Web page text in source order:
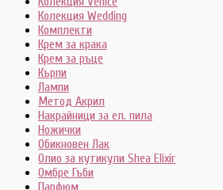
Колекция Wedding
Комплекти
Крем за крака
Крем за ръце
Кърпи
Лампи
Метод Акрил
Накрайници за ел. пила
Ножички
Обикновен Лак
Олио за кутикули Shea Elixir
Омбре Гъби
Парфюм